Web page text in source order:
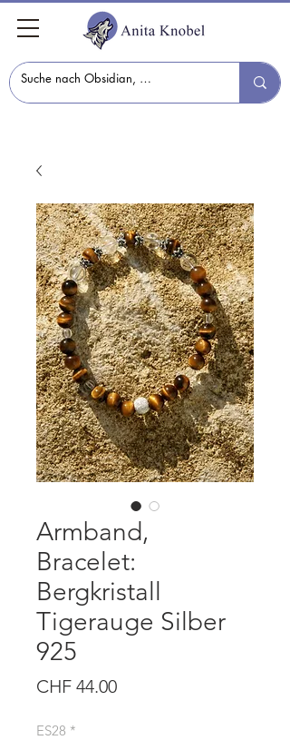
Armband,
Bracelet:
Bergkristall
Tigerauge Silber
925
CHF 44.00Preis
ES28 *